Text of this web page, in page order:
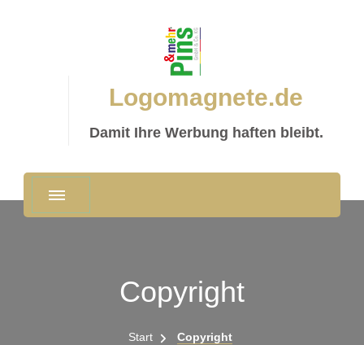
Logomagnete.de
Damit Ihre Werbung haften bleibt.
Copyright
Start Copyright